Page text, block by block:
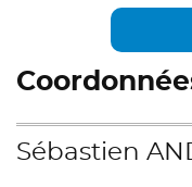
Sébastien